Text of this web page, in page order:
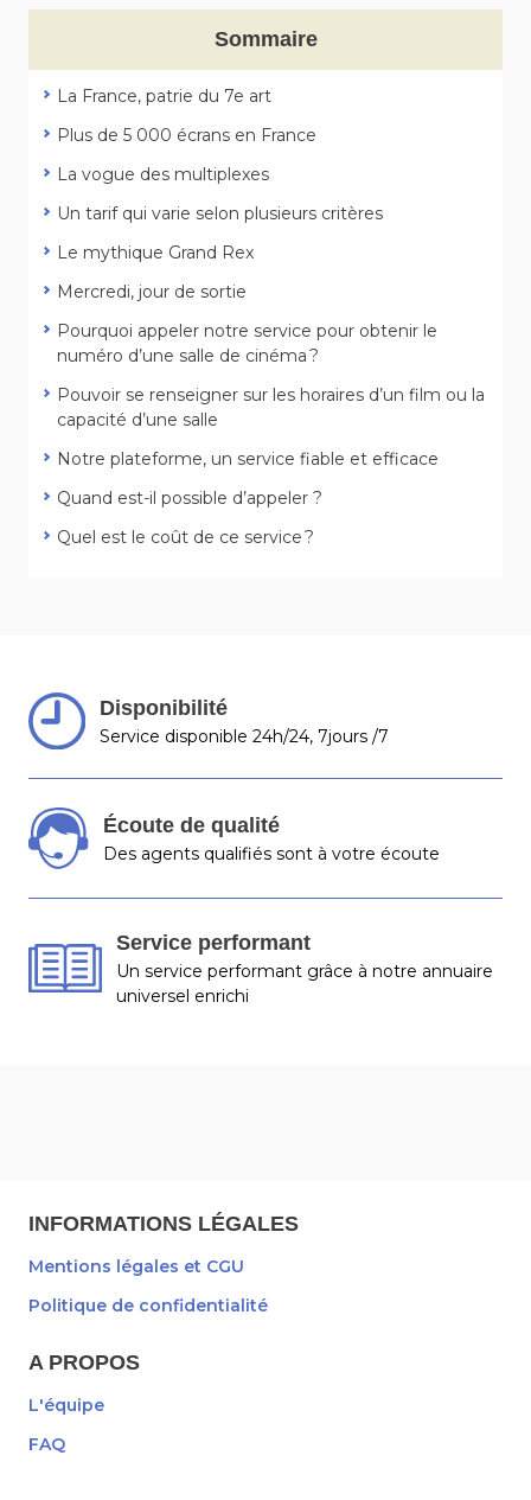
Sommaire
La France, patrie du 7e art
Plus de 5 000 écrans en France
La vogue des multiplexes
Un tarif qui varie selon plusieurs critères
Le mythique Grand Rex
Mercredi, jour de sortie
Pourquoi appeler notre service pour obtenir le
numéro d’une salle de cinéma ?
Pouvoir se renseigner sur les horaires d’un film ou la
capacité d’une salle
Notre plateforme, un service fiable et efficace
Quand est-il possible d’appeler ?
Quel est le coût de ce service ?
Disponibilité
Service disponible 24h/24, 7jours /7
Écoute de qualité
Des agents qualifiés sont à votre écoute
Service performant
Un service performant grâce à notre annuaire
universel enrichi
INFORMATIONS LÉGALES
Mentions légales et CGU
Politique de confidentialité
A PROPOS
L'équipe
FAQ